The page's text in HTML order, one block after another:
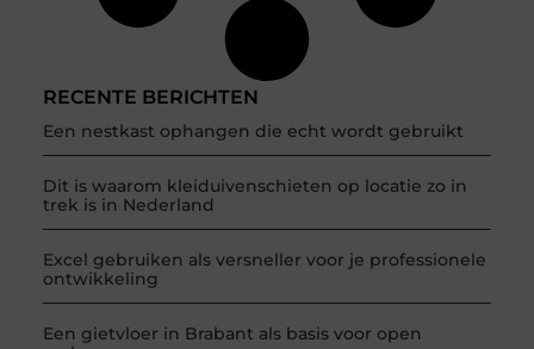
RECENTE BERICHTEN
Een nestkast ophangen die echt wordt gebruikt
Dit is waarom kleiduivenschieten op locatie zo in
trek is in Nederland
Excel gebruiken als versneller voor je professionele
ontwikkeling
Een gietvloer in Brabant als basis voor open